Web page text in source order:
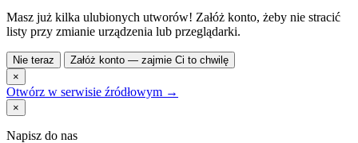
Masz już kilka ulubionych utworów! Załóż konto, żeby nie stracić
listy przy zmianie urządzenia lub przeglądarki.
Nie teraz
Załóż konto — zajmie Ci to chwilę
×
Otwórz w serwisie źródłowym →
×
Napisz do nas